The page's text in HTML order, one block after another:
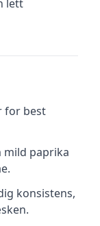
lett
for best
mild paprika
konsistens,